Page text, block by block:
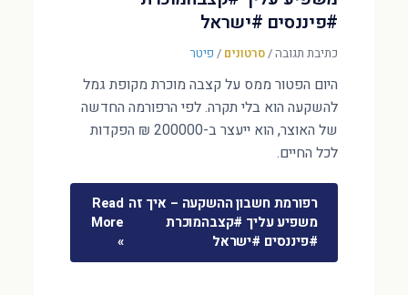
#פיננסים #ישראל
כתיבת תגובה/סרטונים / פיטר
היום הפטור ממס על קצבה מוכרת מקופת גמל
להשקעה הוא בלי תקרה. לפי הרפורמה החדשה
של האוצר, הוא ייעצר ב-200000 ₪ הפקדות
לכל החיים.
רפורמת חשבון ההשקעה – איך זה
משפיע עליך #קצבהמוכרת
#פיננסים #ישראל
Read
More
»